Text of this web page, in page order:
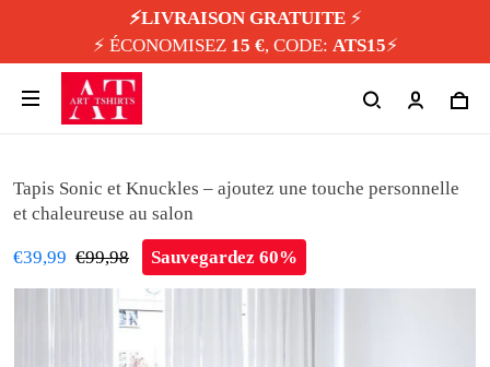
⚡️LIVRAISON GRATUITE⚡️
⚡️ ÉCONOMISEZ 15 €, CODE: ATS15⚡️
Tapis Sonic et Knuckles – ajoutez une touche personnelle
et chaleureuse au salon
€39,99 €99,98 Sauvegardez 60%